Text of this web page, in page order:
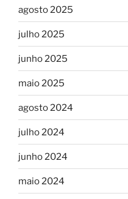
agosto 2025
julho 2025
junho 2025
maio 2025
agosto 2024
julho 2024
junho 2024
maio 2024